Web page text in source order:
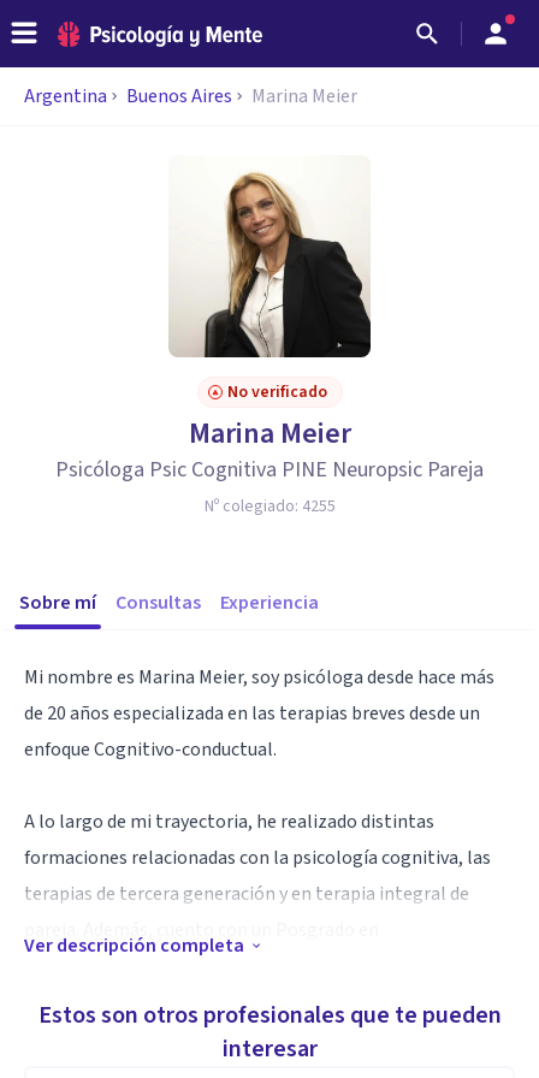
Argentina Buenos Aires Marina Meier
No verificado
Marina Meier
Psicóloga Psic Cognitiva PINE Neuropsic Pareja
Nº colegiado: 4255
Sobre mí Consultas Experiencia
Mi nombre es Marina Meier, soy psicóloga desde hace más
de 20 años especializada en las terapias breves desde un
enfoque Cognitivo-conductual.
A lo largo de mi trayectoria, he realizado distintas
formaciones relacionadas con la psicología cognitiva, las
terapias de tercera generación y en terapia integral de
posracionalista y la especialización en Psicodiagnóstico y
diagnóstico neuropsicológico y así como también un
Ver descripción completa
Estos son otros profesionales que te pueden
interesar